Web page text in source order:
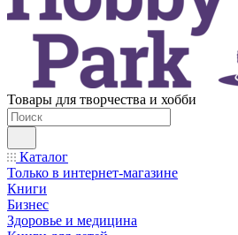
Товары для творчества и хобби
Каталог
Только в интернет-магазине
Книги
Бизнес
Здоровье и медицина